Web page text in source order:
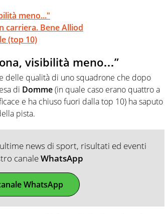
meno..."
carriera. Bene Alliod
(top 10)
visibilità meno…”
delle qualità di uno squadrone che dopo
di Domme(in quale caso erano quattro a
e ha chiuso fuori dalla top 10) ha saputo
pista.
news di sport, risultati ed eventi
canaleWhatsApp
WhatsApp